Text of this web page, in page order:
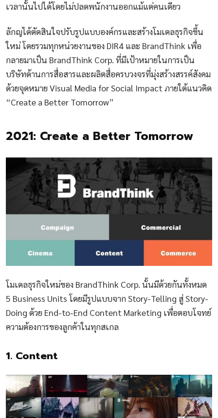
เวลานั้นไปได้โดยไม่ปลดพนักงานออกแม้แต่คนเดียว
ลักญได้ตัดสินใจปรับรูปแบบองค์กรและสร้างโมเดลธุรกิจขึ้น
ใหม่ โดยรวมทุกหน่วยงานของ DIR4 และ BrandThink เพื่อ
กลายมาเป็น BrandThink Corp. ที่มีเป้าหมายในการเป็น
บริษัทด้านการสื่อสารและผลิตสื่อครบวงจรที่มุ่งสร้างสรรค์สังคม
ด้วยจุดหมาย Visual Media for Social Impact ภายใต้แนวคิด
“Create a Better Tomorrow”
2021: Create a Better Tomorrow
โมเดลธุรกิจใหม่ของ BrandThink Corp. นั้นมีด้วยกันทั้งหมด
5 Business Units โดยมีรูปแบบจาก Story-Telling สู่ Story-
Doing ด้วย End-to-End Content Marketing เพื่อตอบโจทย์
ความต้องการของลูกค้าในทุกสเกล
1. Content